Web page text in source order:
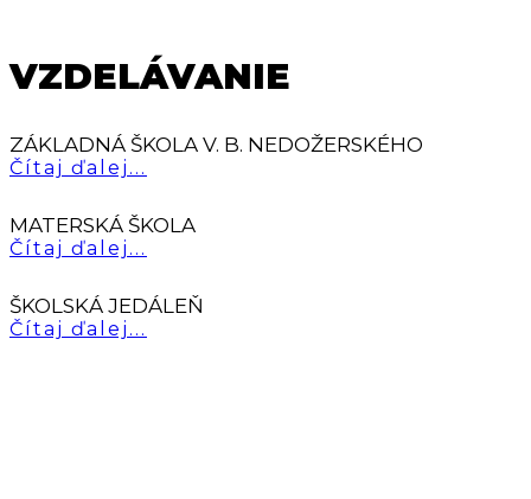
VZDELÁVANIE
ZÁKLADNÁ ŠKOLA V. B. NEDOŽERSKÉHO
Čítaj ďalej...
MATERSKÁ ŠKOLA
Čítaj ďalej...
ŠKOLSKÁ JEDÁLEŇ
Čítaj ďalej...